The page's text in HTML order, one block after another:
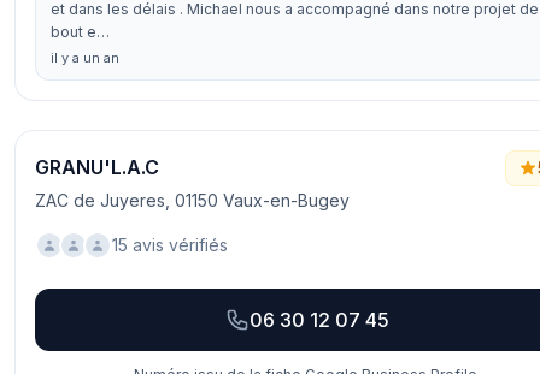
et dans les délais . Michael nous a accompagné dans notre projet de
bout e…
il y a un an
GRANU'L.A.C
ZAC de Juyeres, 01150 Vaux-en-Bugey
15 avis vérifiés
06 30 12 07 45